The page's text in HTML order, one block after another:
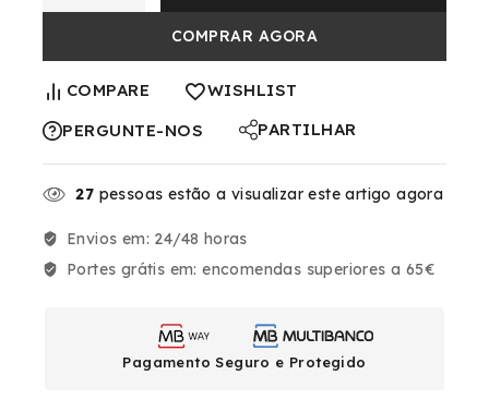
COMPRAR AGORA
COMPARE
WISHLIST
PERGUNTE-NOS
PARTILHAR
27 pessoas estão a visualizar este artigo agora
Envios em: 24/48 horas
Portes grátis em:encomendas superiores a 65€
Pagamento Seguro e Protegido